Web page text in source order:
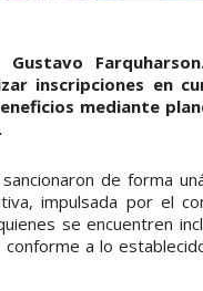
inscripciones en
mediante
de forma
impulsada por el
se encuentren
a lo